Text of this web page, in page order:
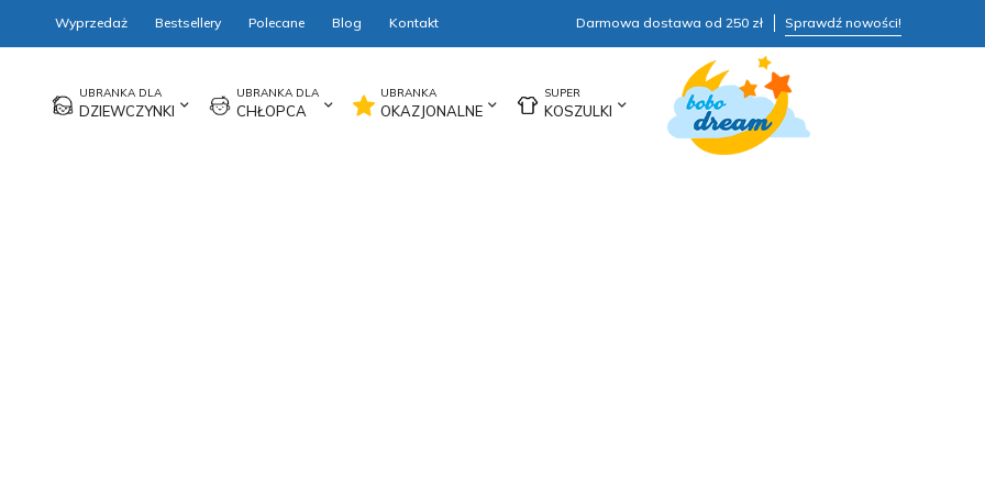
Wyprzedaż Bestsellery Polecane Blog Kontakt Darmowa dostawa od 250 zł Sprawdź nowości!
DZIEWCZYNKI CHŁOPCA OKAZJONALNE KOSZULKI